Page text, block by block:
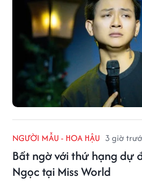
NGƯỜI MẪU - HOA HẬU 3 giờ
Bất ngờ với thứ hạng dự
Ngọc tại Miss World